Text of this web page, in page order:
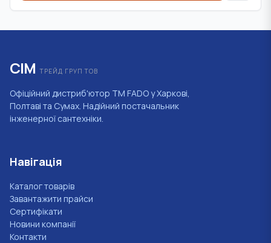
СІМ ТРЕЙД ГРУП ТОВ
Офіційний дистриб'ютор ТМ FADO у Харкові,
Полтаві та Сумах. Надійний постачальник
інженерної сантехніки.
Навігація
Каталог товарів
Завантажити прайси
Сертифікати
Новини компанії
Контакти